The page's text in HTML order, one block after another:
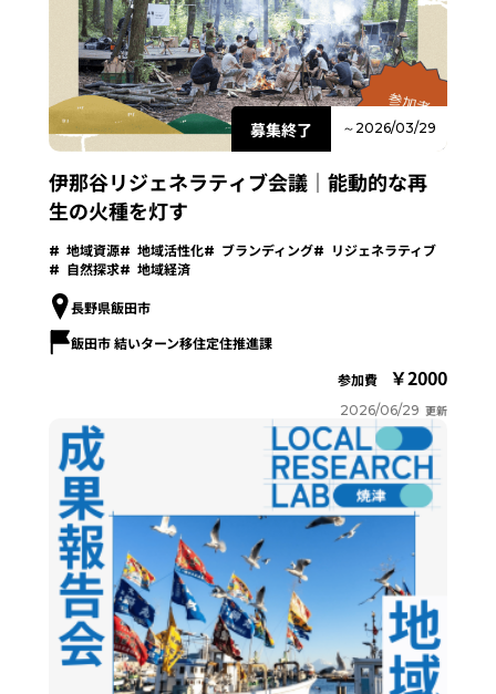
募集終了 ～2026/03/29
伊那谷リジェネラティブ会議｜能動的な再
生の火種を灯す
地域資源 地域活性化 ブランディング
リジェネラティブ
自然探求
地域経済
長野県飯田市
飯田市 結いターン移住定住推進課
参加費
2000
2026/06/29 更新